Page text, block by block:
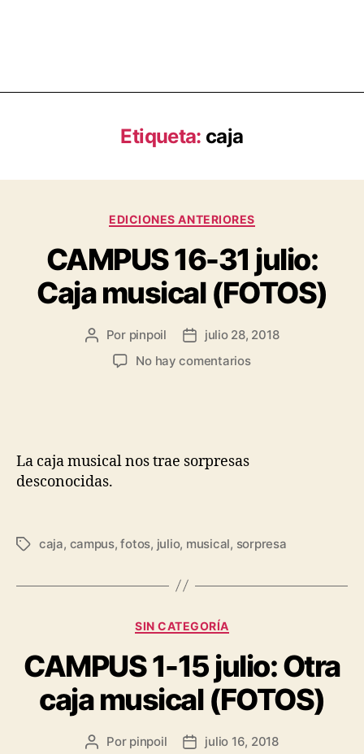
Etiqueta: caja
EDICIONES ANTERIORES
CAMPUS 16-31 julio:
Caja musical (FOTOS)
Por pinpoil
julio 28, 2018
No hay comentarios
La caja musical nos trae sorpresas
desconocidas.
caja, campus,fotos, julio, musical, sorpresa
SIN CATEGORÍA
CAMPUS 1-15 julio: Otra
caja musical (FOTOS)
Por pinpoil
julio 16, 2018